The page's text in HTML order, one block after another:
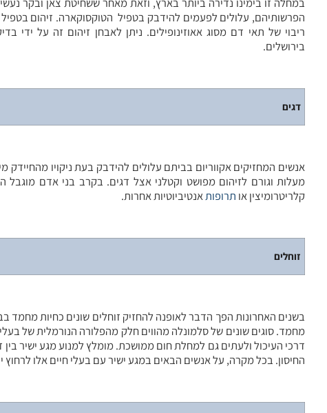
הפרשותיהם, עלולים לפעמים להידבק בטפיל הטוקסוקארה. זיהום בטפיל
ריבוי של תאי דם מסוג אאוזינופילים. ניתן לאבחן זיהום זה על
בירושלים.
דגים
מעלות וגורם לזיהום מפושט וקטלני אצל דגים. בקרב בני אדם
קלריטרומיצין או תרופותאנטיביוטיות אחרות.
זוחלים
מחמד. סוגים שונים של סלמונלה מהווים חלק מהפלורה הנורמלית של
החיסון. בכל מקרה, על אנשים הבאים במגע ישיר עם בעלי חיים אלו לרחוץ